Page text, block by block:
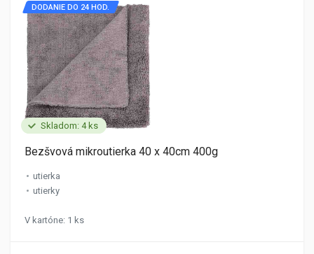
Skladom: 4 ks
DODANIE DO 24 HOD.
Bezšvová mikroutierka 40 x 40cm 400g
utierka
utierky
V kartóne: 1 ks